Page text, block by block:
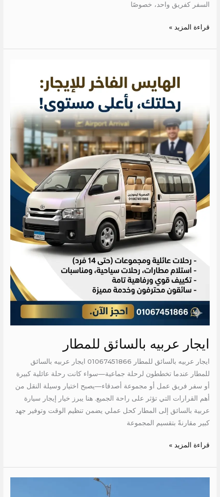
السفر كفريق واحد، خصوصًا
قراءة المزيد »
ايجار عربيه بالسائق للمطار
ايجار عربيه بالسائق للمطار 01067451866 ايجار عربيه بالسائق
للمطار عندما تخططون لرحلة جماعية—سواء كانت رحلة عائلية كبيرة
أو سفر فريق عمل أو مجموعة أصدقاء—يصبح اختيار وسيلة النقل من
أهم القرارات التي تؤثر على راحة الجميع. هنا يبرز خيار إيجار سيارة
عربية بالسائق إلى المطار كحل عملي يضمن تنظيم الوقت وتوفير جهد
كبير مقارنةً بتقسيم المجموعة
قراءة المزيد »